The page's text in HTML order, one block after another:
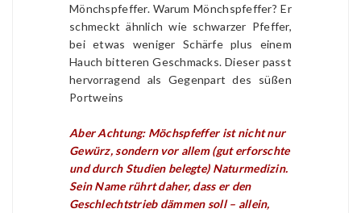
Mönchspfeffer. Warum Mönchspfeffer? Er
schmeckt ähnlich wie schwarzer Pfeffer,
bei etwas weniger Schärfe plus einem
Hauch bitteren Geschmacks. Dieser passt
hervorragend als Gegenpart des süßen
Portweins
Aber Achtung: Möchspfeffer ist nicht nur
Gewürz, sondern vor allem (gut erforschte
und durch Studien belegte) Naturmedizin.
Sein Name rührt daher, dass er den
Geschlechtstrieb dämmen soll – allein,